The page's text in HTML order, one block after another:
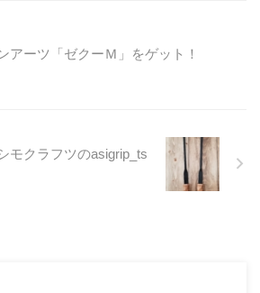
アーツ「ゼクーＭ」をゲット！
モクラフツのasigrip_ts